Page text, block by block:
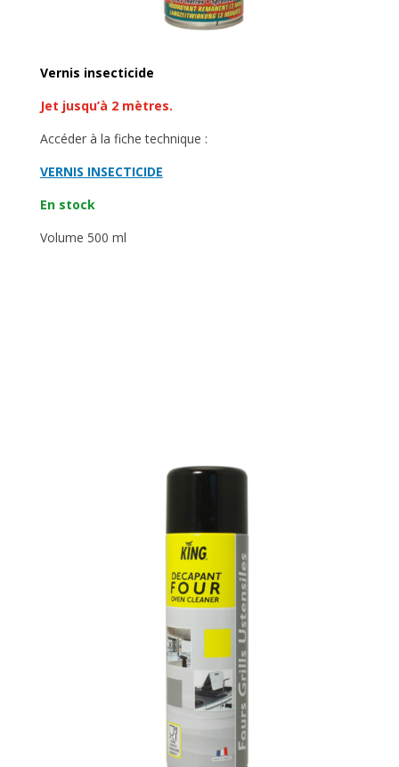
Vernis insecticide
Jet jusqu’à 2 mètres.
Accéder à la fiche technique :
VERNIS INSECTICIDE
En stock
Volume 500 ml